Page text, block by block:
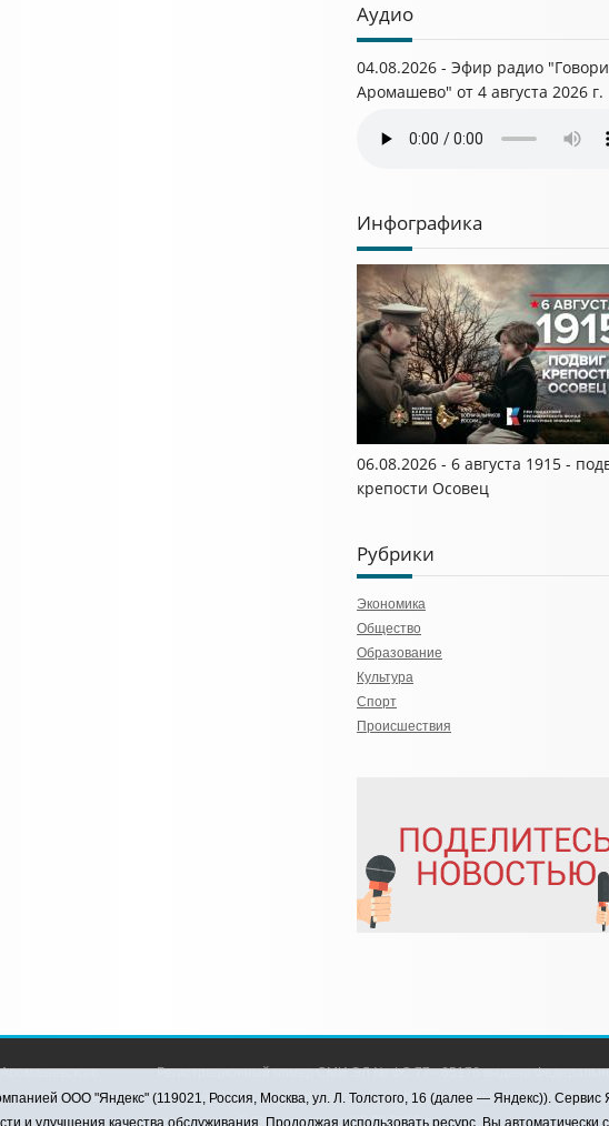
Аудио
04.08.2026 - Эфир радио
Аромашево" от 4 августа 2026 г.
Инфографика
06.08.2026 - 6 августа 1915 -
крепости Осовец
Рубрики
Экономика
Общество
Образование
Культура
Спорт
Происшествия
использовании
Регистрационный номер СМИ ЭЛ № ФС 77 - 65176 выдано
службой по надзору в сфере связи, информационных технологий и
коммуникаций (Роскомнадзор) 28.03.2016 г.
ООО "Яндекс" (119021, Россия, Москва, ул. Л. Толстого, 16 (далее — Яндекс)).
и улучшения качества обслуживания. Продолжая использовать ресурс, Вы автоматически